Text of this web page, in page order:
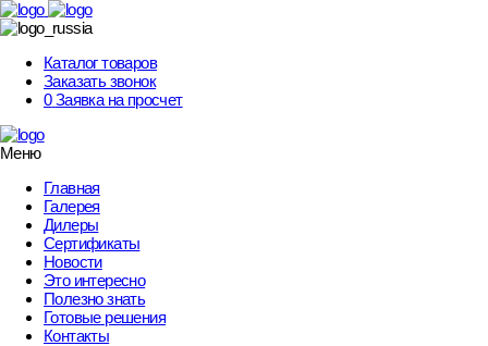
Skip
to
Каталог товаров
Заказать звонок
0 Заявка на просчет
Меню
Главная
Галерея
Дилеры
Сертификаты
Новости
Это интересно
Полезно знать
Готовые решения
Контакты